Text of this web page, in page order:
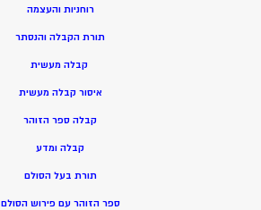
רוחניות והעצמה
תורת הקבלה והנסתר
קבלה מעשית
איסור קבלה מעשית
קבלה ספר הזוהר
קבלה ומדע
תורת בעל הסולם
ספר הזוהר עם פירוש הסולם